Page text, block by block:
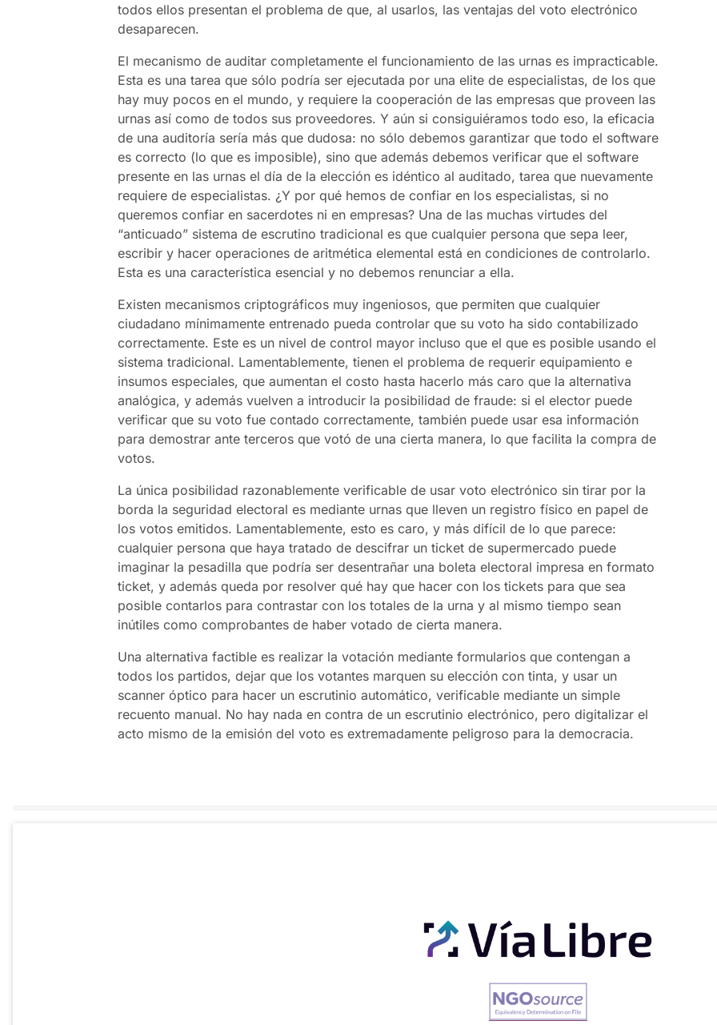
todos ellos presentan el problema de que, al usarlos, las ventajas del voto electrónico
desaparecen.
El mecanismo de auditar completamente el funcionamiento de las urnas es impracticable.
Esta es una tarea que sólo podría ser ejecutada por una elite de especialistas, de los que
hay muy pocos en el mundo, y requiere la cooperación de las empresas que proveen las
urnas así como de todos sus proveedores. Y aún si consiguiéramos todo eso, la eficacia
de una auditoría sería más que dudosa: no sólo debemos garantizar que todo el software
es correcto (lo que es imposible), sino que además debemos verificar que el software
presente en las urnas el día de la elección es idéntico al auditado, tarea que nuevamente
requiere de especialistas. ¿Y por qué hemos de confiar en los especialistas, si no
queremos confiar en sacerdotes ni en empresas? Una de las muchas virtudes del
“anticuado” sistema de escrutino tradicional es que cualquier persona que sepa leer,
escribir y hacer operaciones de aritmética elemental está en condiciones de controlarlo.
Esta es una característica esencial y no debemos renunciar a ella.
Existen mecanismos criptográficos muy ingeniosos, que permiten que cualquier
ciudadano mínimamente entrenado pueda controlar que su voto ha sido contabilizado
correctamente. Este es un nivel de control mayor incluso que el que es posible usando el
sistema tradicional. Lamentablemente, tienen el problema de requerir equipamiento e
insumos especiales, que aumentan el costo hasta hacerlo más caro que la alternativa
analógica, y además vuelven a introducir la posibilidad de fraude: si el elector puede
verificar que su voto fue contado correctamente, también puede usar esa información
para demostrar ante terceros que votó de una cierta manera, lo que facilita la compra de
votos.
La única posibilidad razonablemente verificable de usar voto electrónico sin tirar por la
borda la seguridad electoral es mediante urnas que lleven un registro físico en papel de
los votos emitidos. Lamentablemente, esto es caro, y más difícil de lo que parece:
cualquier persona que haya tratado de descifrar un ticket de supermercado puede
imaginar la pesadilla que podría ser desentrañar una boleta electoral impresa en formato
ticket, y además queda por resolver qué hay que hacer con los tickets para que sea
posible contarlos para contrastar con los totales de la urna y al mismo tiempo sean
inútiles como comprobantes de haber votado de cierta manera.
Una alternativa factible es realizar la votación mediante formularios que contengan a
todos los partidos, dejar que los votantes marquen su elección con tinta, y usar un
scanner óptico para hacer un escrutinio automático, verificable mediante un simple
recuento manual. No hay nada en contra de un escrutinio electrónico, pero digitalizar el
acto mismo de la emisión del voto es extremadamente peligroso para la democracia.